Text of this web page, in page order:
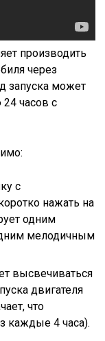
производить
через
запуска может
24 часов с
с
нажать на
одним
мелодичным
высвечиваться
двигателя
что
каждые 4 часа).